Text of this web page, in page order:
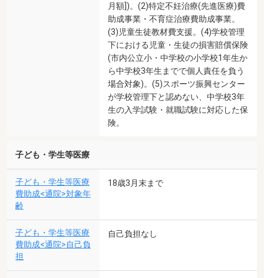
月額])。(2)特定不妊治療(先進医療)費
助成事業・不育症治療費助成事業。
(3)児童生徒教材費支援。(4)学校管理
下における児童・生徒の損害賠償保険
(市内公立小・中学校の小学校1年生か
ら中学校3年生までで個人責任を負う
場合対象)。(5)スポーツ振興センター
が学校管理下と認めない、中学校3年
生の入学試験・就職試験に対応した保
険。
子ども・学生等医療
子ども・学生等医療
費助成<通院>対象年
齢
18歳3月末まで
子ども・学生等医療
費助成<通院>自己負
担
自己負担なし